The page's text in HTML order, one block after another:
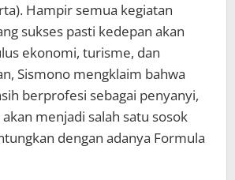
Hampir semua kegiatan
sukses pasti kedepan akan
ekonomi, turisme, dan
Sismono mengklaim bahwa
berprofesi sebagai penyanyi,
menjadi salah satu sosok
dengan adanya Formula